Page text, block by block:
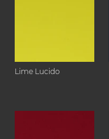
Lime Lucido